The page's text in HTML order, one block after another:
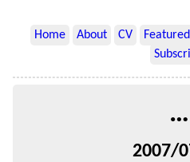
Home About CV Featured
…
2007/